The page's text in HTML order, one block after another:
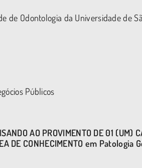
de Odontologia da Universidade de
Públicos
AO PROVIMENTO DE 01 (UM)
DE CONHECIMENTO em Patologia